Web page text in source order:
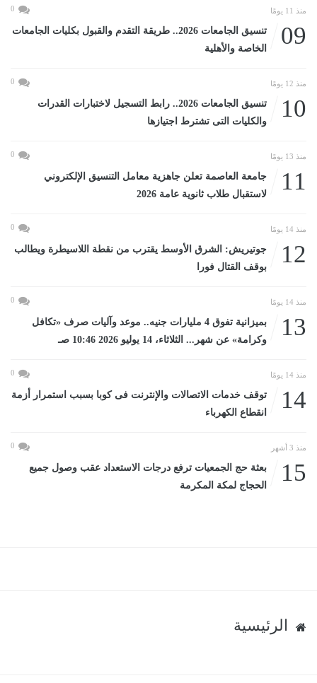
منذ 11 يومًا 0
09
تنسيق الجامعات 2026.. طريقة التقدم والقبول بكليات الجامعات
الخاصة والأهلية
منذ 12 يومًا 0
10
تنسيق الجامعات 2026.. رابط التسجيل لاختبارات القدرات
والكليات التى تشترط اجتيازها
منذ 13 يومًا 0
11
جامعة العاصمة تعلن جاهزية معامل التنسيق الإلكتروني
لاستقبال طلاب ثانوية عامة 2026
منذ 14 يومًا 0
12
جوتيريش: الشرق الأوسط يقترب من نقطة اللاسيطرة ويطالب
بوقف القتال فورا
منذ 14 يومًا 0
13
بميزانية تفوق 4 مليارات جنيه.. موعد وآليات صرف «تكافل
وكرامة» عن شهر... الثلاثاء، 14 يوليو 2026 10:46 صـ
منذ 14 يومًا 0
14
توقف خدمات الاتصالات والإنترنت فى كوبا بسبب استمرار أزمة
انقطاع الكهرباء
منذ 3 أشهر 0
15
بعثة حج الجمعيات ترفع درجات الاستعداد عقب وصول جميع
الحجاج لمكة المكرمة
الرئيسية